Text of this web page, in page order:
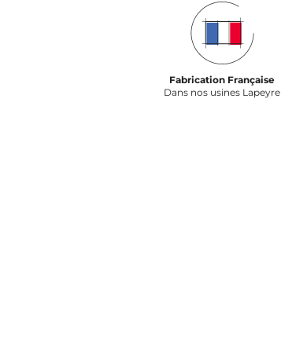
Fabrication Française
Dans nos usines Lapeyre